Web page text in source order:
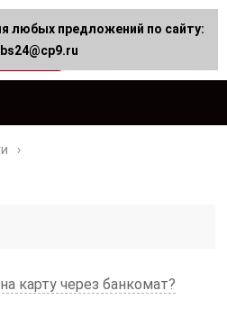
карту через банкомат?
любых предложений по сайту: